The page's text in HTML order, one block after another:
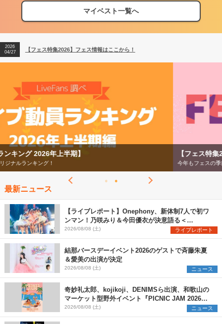
マイベスト一覧へ
【フェス特集2026】フェス情報はここから！
【ライブ動員ランキング】2026年上半期編発表！
2026
04/27
【フェス特集2026】フェス情報はここから！
2026
【フェス特集2026】
今年もフェスの季節がやってきた！
最新ニュース
【ライブレポート】Onephony、新体制7人で初ワ
ンマン！乃咲みり＆今田優衣が決意語る＜
Onephony新体制1st Oneman Live はじまりの夏
＞
2026/08/08 (土) ライブレポート
結那バースデーイベント2026のゲストで斉藤朱夏
＆愛美の出演が決定
2026/08/08 (土) ニュース
奇妙礼太郎、kojikoji、DENIMSら出演、和歌山の
マーケット型野外イベント『PICNIC JAM 2026』
早割チケット発売開始
2026/08/08 (土) ニュース